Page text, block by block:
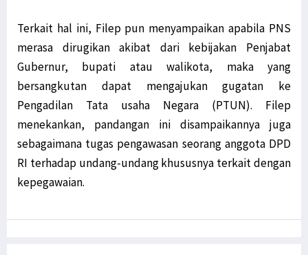
Terkait hal ini, Filep pun menyampaikan apabila PNS
merasa dirugikan akibat dari kebijakan Penjabat
Gubernur, bupati atau walikota, maka yang
bersangkutan dapat mengajukan gugatan ke
Pengadilan Tata usaha Negara (PTUN). Filep
menekankan, pandangan ini disampaikannya juga
sebagaimana tugas pengawasan seorang anggota DPD
RI terhadap undang-undang khususnya terkait dengan
kepegawaian.